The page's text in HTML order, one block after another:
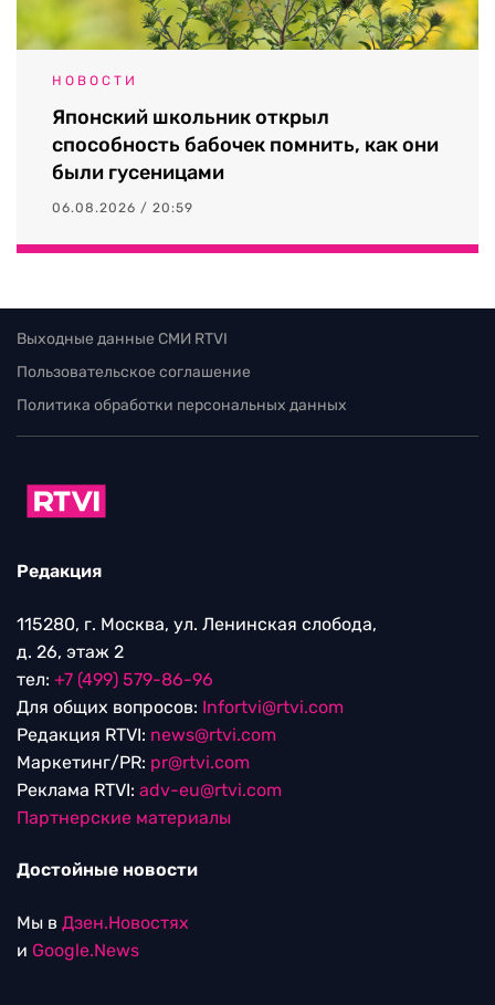
НОВОСТИ
Японский школьник открыл
способность бабочек помнить, как они
были гусеницами
06.08.2026 / 20:59
Выходные данные СМИ RTVI
Пользовательское соглашение
Политика обработки персональных данных
Редакция
115280, г. Москва, ул. Ленинская слобода,
д. 26, этаж 2
тел: +7 (499) 579-86-96
Для общих вопросов: Infortvi@rtvi.com
Редакция RTVI: news@rtvi.com
Маркетинг/PR: pr@rtvi.com
Реклама RTVI: adv-eu@rtvi.com
Партнерские материалы
Достойные новости
Мы в Дзен.Новостях
и Google.News